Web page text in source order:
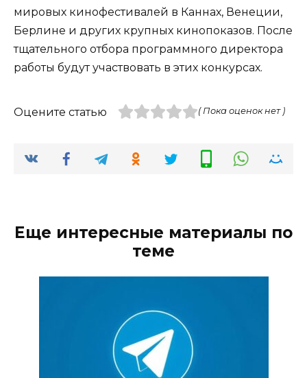
мировых кинофестивалей в Каннах, Венеции,
Берлине и других крупных кинопоказов. После
тщательного отбора программного директора
работы будут участвовать в этих конкурсах.
Оцените статью ( Пока оценок нет )
Еще интересные материалы по
теме